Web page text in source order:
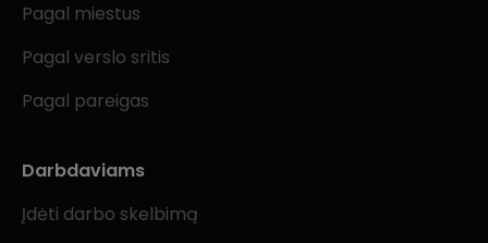
Pagal miestus
Pagal verslo sritis
Pagal pareigas
Darbdaviams
Įdėti darbo skelbimą